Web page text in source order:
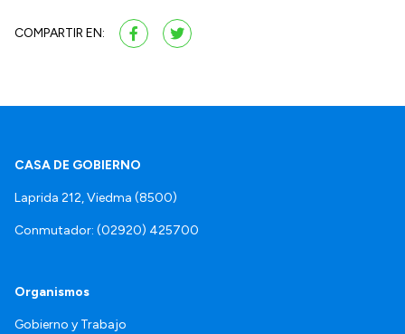
COMPARTIR EN:
CASA DE GOBIERNO
Laprida 212, Viedma (8500)
Conmutador: (02920) 425700
Organismos
Gobierno y Trabajo